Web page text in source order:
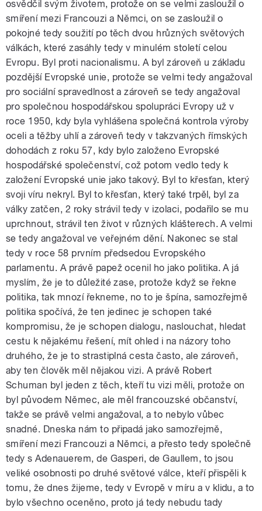
osvědčil svým životem, protože on se velmi zasloužil o
smíření mezi Francouzi a Němci, on se zasloužil o
pokojné tedy soužití po těch dvou hrůzných světových
válkách, které zasáhly tedy v minulém století celou
Evropu. Byl proti nacionalismu. A byl zároveň u základu
pozdější Evropské unie, protože se velmi tedy angažoval
pro sociální spravedlnost a zároveň se tedy angažoval
pro společnou hospodářskou spolupráci Evropy už v
roce 1950, kdy byla vyhlášena společná kontrola výroby
oceli a těžby uhlí a zároveň tedy v takzvaných římských
dohodách z roku 57, kdy bylo založeno Evropské
hospodářské společenství, což potom vedlo tedy k
založení Evropské unie jako takový. Byl to křesťan, který
svoji víru nekryl. Byl to křesťan, který také trpěl, byl za
války zatčen, 2 roky strávil tedy v izolaci, podařilo se mu
uprchnout, strávil ten život v různých klášterech. A velmi
se tedy angažoval ve veřejném dění. Nakonec se stal
tedy v roce 58 prvním předsedou Evropského
parlamentu. A právě papež ocenil ho jako politika. A já
myslím, že je to důležité zase, protože když se řekne
politika, tak mnozí řekneme, no to je špína, samozřejmě
politika spočívá, že ten jedinec je schopen také
kompromisu, že je schopen dialogu, naslouchat, hledat
cestu k nějakému řešení, mít ohled i na názory toho
druhého, že je to strastiplná cesta často, ale zároveň,
aby ten člověk měl nějakou vizi. A právě Robert
Schuman byl jeden z těch, kteří tu vizi měli, protože on
byl původem Němec, ale měl francouzské občanství,
takže se právě velmi angažoval, a to nebylo vůbec
snadné. Dneska nám to připadá jako samozřejmě,
smíření mezi Francouzi a Němci, a přesto tedy společně
tedy s Adenauerem, de Gasperi, de Gaullem, to jsou
veliké osobnosti po druhé světové válce, kteří přispěli k
tomu, že dnes žijeme, tedy v Evropě v míru a v klidu, a to
bylo všechno oceněno, proto já tedy nebudu tady